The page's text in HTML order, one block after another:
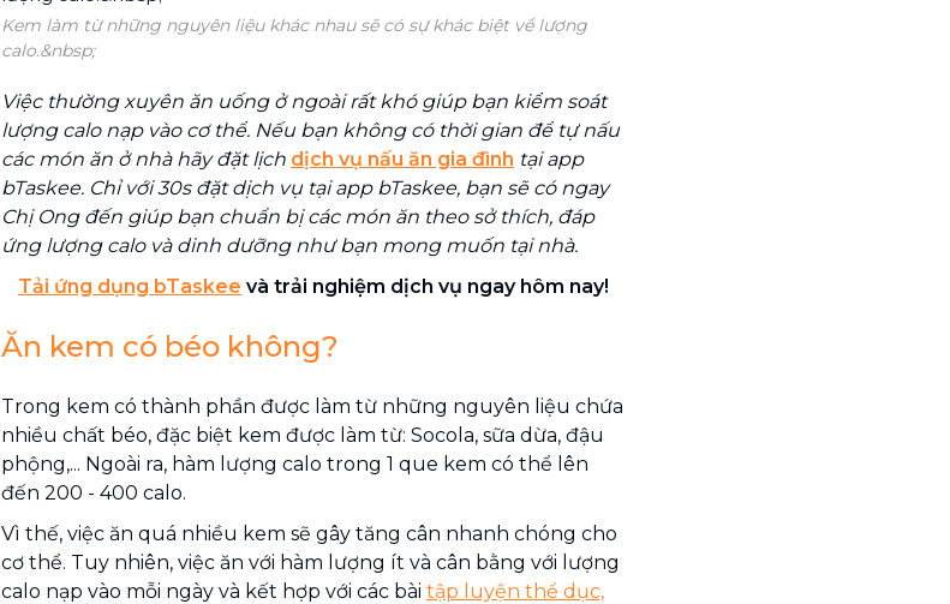
Kem làm từ những nguyên liệu khác nhau sẽ có sự khác biệt về lượng
calo.&nbsp;
Việc thường xuyên ăn uống ở ngoài rất khó giúp bạn kiểm soát
lượng calo nạp vào cơ thể. Nếu bạn không có thời gian để tự nấu
các món ăn ở nhà hãy đặt lịch dịch vụ nấu ăn gia đình tại app
bTaskee. Chỉ với 30s đặt dịch vụ tại app bTaskee, bạn sẽ có ngay
Chị Ong đến giúp bạn chuẩn bị các món ăn theo sở thích, đáp
ứng lượng calo và dinh dưỡng như bạn mong muốn tại nhà.
Tải ứng dụng bTaskee và trải nghiệm dịch vụ ngay hôm nay!
Ăn kem có béo không?
Trong kem có thành phần được làm từ những nguyên liệu chứa
nhiều chất béo, đặc biệt kem được làm từ: Socola, sữa dừa, đậu
phộng,... Ngoài ra, hàm lượng calo trong 1 que kem có thể lên
đến 200 - 400 calo.
Vì thế, việc ăn quá nhiều kem sẽ gây tăng cân nhanh chóng cho
cơ thể. Tuy nhiên, việc ăn với hàm lượng ít và cân bằng với lượng
calo nạp vào mỗi ngày và kết hợp với các bài tập luyện thể dục,